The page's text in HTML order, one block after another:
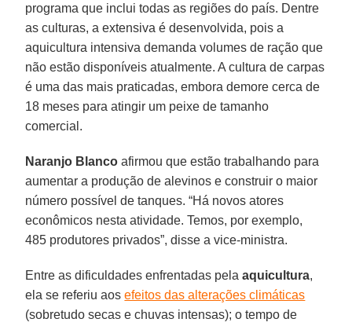
programa que inclui todas as regiões do país. Dentre
as culturas, a extensiva é desenvolvida, pois a
aquicultura intensiva demanda volumes de ração que
não estão disponíveis atualmente. A cultura de carpas
é uma das mais praticadas, embora demore cerca de
18 meses para atingir um peixe de tamanho
comercial.
Naranjo Blanco afirmou que estão trabalhando para
aumentar a produção de alevinos e construir o maior
número possível de tanques. “Há novos atores
econômicos nesta atividade. Temos, por exemplo,
485 produtores privados”, disse a vice-ministra.
Entre as dificuldades enfrentadas pelaaquicultura,
ela se referiu aosefeitos das alterações climáticas
(sobretudo secas e chuvas intensas); o tempo de